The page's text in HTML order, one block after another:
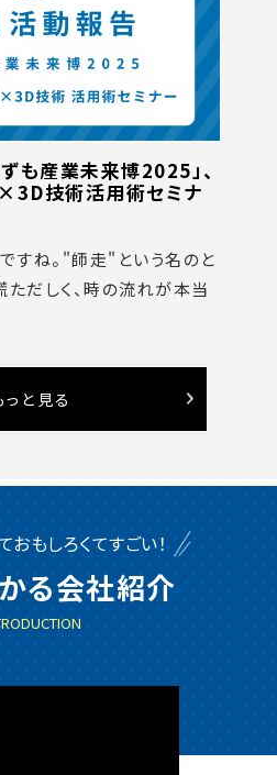
も産業未来博2025」、
技術活用術セミナ
すね。"師走"という名のと
ただしく、時の流れが本当
っと見る
もしろくてすごい！
る会社紹介